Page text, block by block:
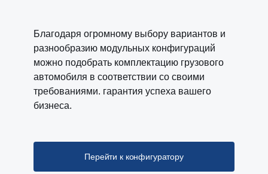
Благодаря огромному выбору вариантов и
разнообразию модульных конфигураций
можно подобрать комплектацию грузового
автомобиля в соответствии со своими
требованиями. гарантия успеха вашего
бизнеса.
Перейти к конфигуратору